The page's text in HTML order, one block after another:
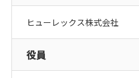
ヒューレックス株式会社
役員